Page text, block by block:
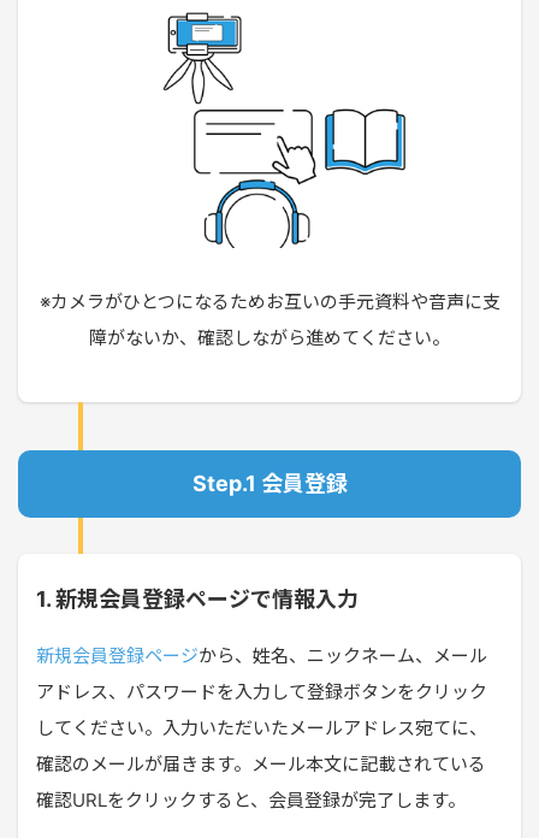
※カメラがひとつになるためお互いの手元資料や音声に支
障がないか、確認しながら進めてください。
Step.1 会員登録
1. 新規会員登録ページで情報入力
新規会員登録ページから、姓名、ニックネーム、メール
アドレス、パスワードを入力して登録ボタンをクリック
してください。入力いただいたメールアドレス宛てに、
確認のメールが届きます。メール本文に記載されている
確認URLをクリックすると、会員登録が完了します。